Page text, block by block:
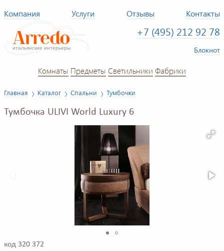
Компания Услуги Отзывы Контакты
+7 (495) 212 92 78
Блокнот
Комнаты Предметы Светильники Фабрики
Главная Каталог Спальни Тумбочки
Тумбочка ULIVI World Luxury 6
код 320 372